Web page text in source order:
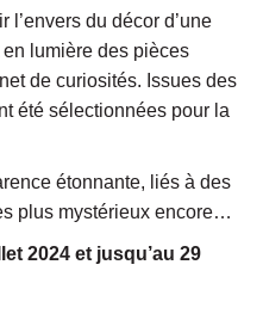
du décor d’une
lumière des pièces
de curiosités. Issues des
été sélectionnées pour la
étonnante, liés à des
plus mystérieux encore…
2024 et jusqu’au 29